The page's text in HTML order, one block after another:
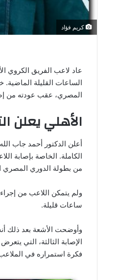
كريم فؤاد
عاد لاعب الفريق الكروي
الساعات القليلة
المصري، عقب عودته من
الأهلي يعلن
أعلن الدكتور أحمد جاب
من بطولة الدوري المصري
ولم يتمكن اللاعب من
ساعات قليلة.
وأوضحت الأشعة بعد ذلك
الإصابة الثالثة، التي
فكرة استمراره في